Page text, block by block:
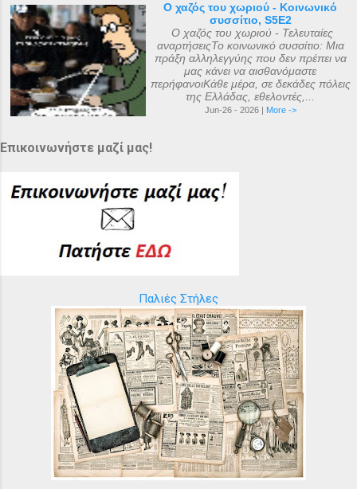
Ο χαζός του χωριού - Κοινωνικό
συσσίτιο, S5E2
Ο χαζός του χωριού - Τελευταίες
αναρτήσειςΤο κοινωνικό συσσίτιο: Μια
πράξη αλληλεγγύης που δεν πρέπει να
μας κάνει να αισθανόμαστε
περήφανοιΚάθε μέρα, σε δεκάδες πόλεις
της Ελλάδας, εθελοντές,...
Jun-26 - 2026 | More ->
Επικοινωνήστε μαζί μας!
Παλιές Στήλες